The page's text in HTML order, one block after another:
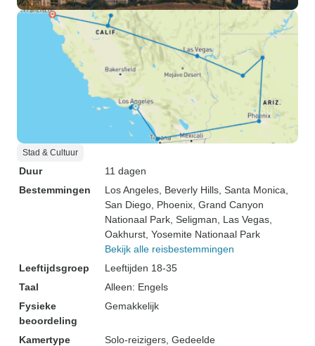
Stad & Cultuur
Duur
11 dagen
Bestemmingen
Los Angeles , Beverly Hills , Santa Monica
San Diego , Phoenix , Grand Canyon
Nationaal Park , Seligman , Las Vegas
Oakhurst , Yosemite Nationaal Park
Bekijk alle reisbestemmingen
Leeftijdsgroep
Leeftijden 18-35
Taal
Alleen: Engels
Fysieke
beoordeling
Gemakkelijk
Kamertype
Solo-reizigers, Gedeelde